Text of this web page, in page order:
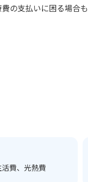
の支払いに困る場合
費、光熱費